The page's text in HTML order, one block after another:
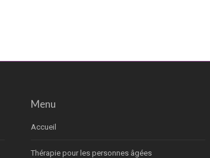
Menu
Accueil
Thérapie pour les personnes âgées